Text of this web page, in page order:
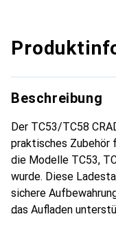
Beschreibung
Der TC53/TC58
praktisches Zubehör
die Modelle TC53,
wurde. Diese
sichere
das Aufladen